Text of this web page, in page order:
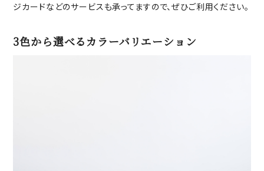
ジカードなどのサービスも承ってますので、ぜひご利用ください。
3色から選べるカラーバリエーション